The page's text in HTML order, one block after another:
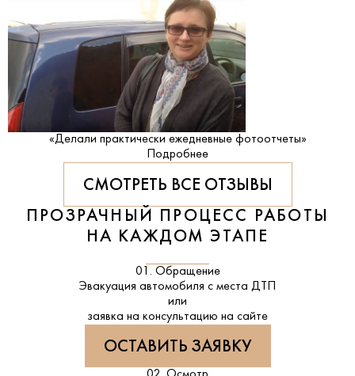
«Делали практически ежедневные фотоотчеты»
Подробнее
СМОТРЕТЬ ВСЕ ОТЗЫВЫ
ПРОЗРАЧНЫЙ ПРОЦЕСС РАБОТЫ
НА КАЖДОМ ЭТАПЕ
01. Обращение
Эвакуация автомобиля с места ДТП
или
заявка на консультацию на сайте
ОСТАВИТЬ ЗАЯВКУ